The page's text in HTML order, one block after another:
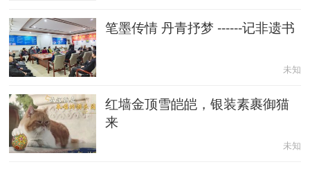
笔墨传情 丹青抒梦 ------记非遗书
未知
红墙金顶雪皑皑，银装素裹御猫
来
未知